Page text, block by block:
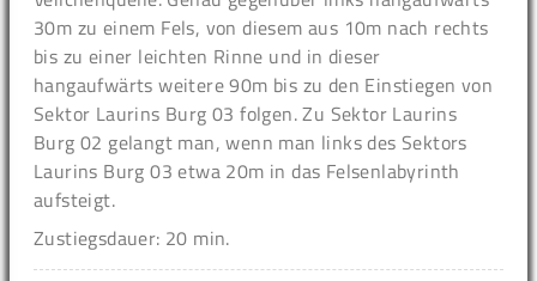
30m zu einem Fels, von diesem aus 10m nach rechts
bis zu einer leichten Rinne und in dieser
hangaufwärts weitere 90m bis zu den Einstiegen von
Sektor Laurins Burg 03 folgen. Zu Sektor Laurins
Burg 02 gelangt man, wenn man links des Sektors
Laurins Burg 03 etwa 20m in das Felsenlabyrinth
aufsteigt.
Zustiegsdauer: 20 min.